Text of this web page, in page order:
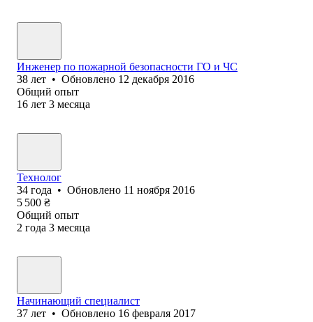
Инженер по пожарной безопасности ГО и ЧС
38 лет • Обновлено 12 декабря 2016
Общий опыт
16 лет 3 месяца
Технолог
34 года • Обновлено 11 ноября 2016
5 500 ₴
Общий опыт
2 года 3 месяца
Начинающий специалист
37 лет • Обновлено 16 февраля 2017